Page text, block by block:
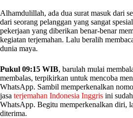
Alhamdulillah, ada dua surat masuk dari
dari seorang pelanggan yang sangat
pekerjaan yang diberikan benar-benar
kegiatan terjemahan. Lalu beralih
dunia maya.
Pukul 09:15 WIB, barulah mulai
membalas, terpikirkan untuk mencoba
WhatsApp. Sambil memperkenalkan
jasa terjemahan Indonesia Inggris ini
WhatsApp. Begitu memperkenalkan diri,
diterima.